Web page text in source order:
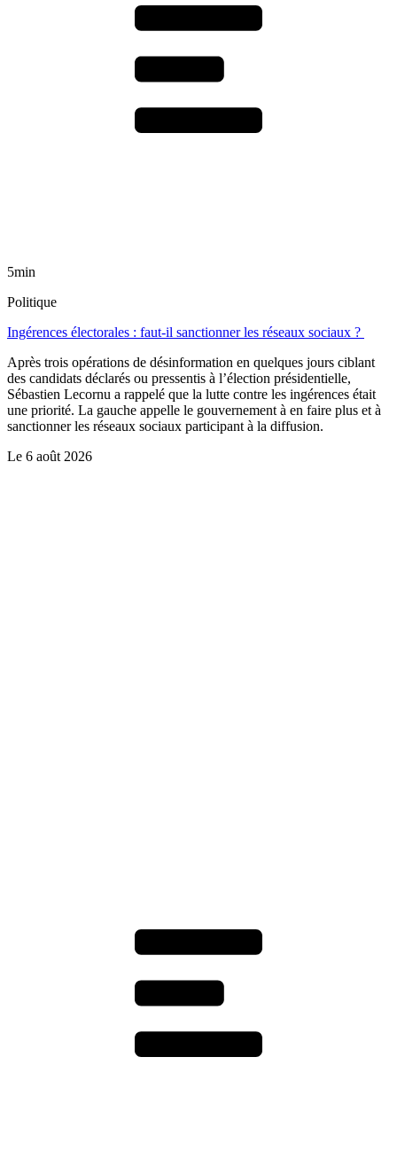
5min
Politique
Ingérences électorales : faut-il sanctionner les réseaux sociaux ?
Après trois opérations de désinformation en quelques jours ciblant
des candidats déclarés ou pressentis à l’élection présidentielle,
Sébastien Lecornu a rappelé que la lutte contre les ingérences était
une priorité. La gauche appelle le gouvernement à en faire plus et à
sanctionner les réseaux sociaux participant à la diffusion.
Le 6 août 2026